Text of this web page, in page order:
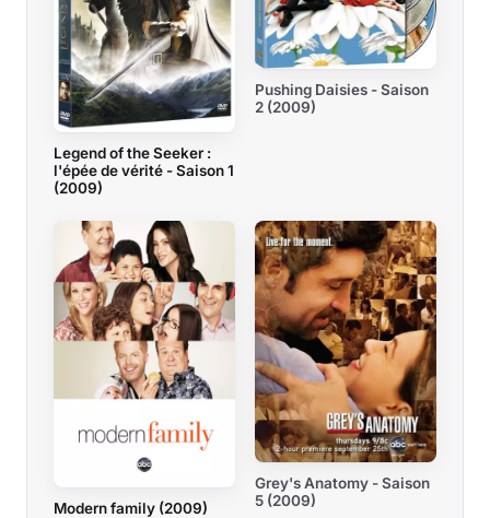
Legend of the Seeker :
l'épée de vérité - Saison 1
(2009)
Pushing Daisies - Saison
2 (2009)
Modern family (2009)
Grey's Anatomy - Saison
5 (2009)